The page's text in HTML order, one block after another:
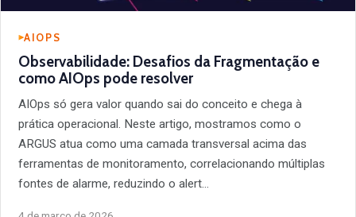
AIOPS
Observabilidade: Desafios da Fragmentação e
como AIOps pode resolver
AIOps só gera valor quando sai do conceito e chega à
prática operacional. Neste artigo, mostramos como o
ARGUS atua como uma camada transversal acima das
ferramentas de monitoramento, correlacionando múltiplas
fontes de alarme, reduzindo o alert…